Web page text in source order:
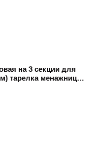
на 3 секции для
тарелка менажница